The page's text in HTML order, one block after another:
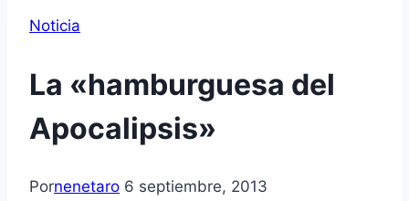
Noticia
La «hamburguesa del
Apocalipsis»
Pornenetaro 6 septiembre, 2013